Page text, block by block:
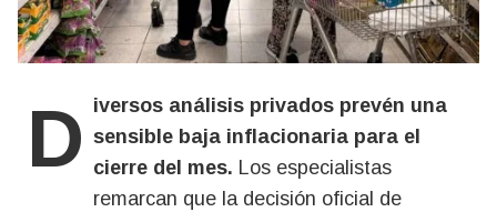
Diversos análisis privados prevén una sensible baja inflacionaria para el
cierre del mes. Los especialistas
remarcan que la decisión oficial de